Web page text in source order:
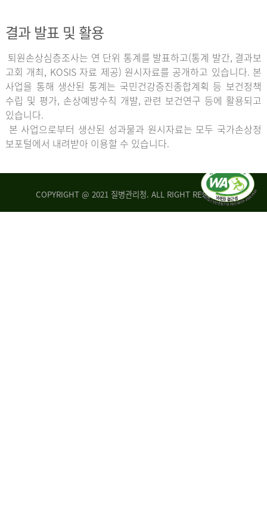
결과 발표 및 활용
퇴원손상심층조사는 연 단위 통계를 발표하고(통계 발간, 결과보
고회 개최, KOSIS 자료 제공) 원시자료를 공개하고 있습니다. 본
사업을 통해 생산된 통계는 국민건강증진종합계획 등 보건정책
수립 및 평가, 손상예방수칙 개발, 관련 보건연구 등에 활용되고
있습니다.
본 사업으로부터 생산된 성과물과 원시자료는 모두 국가손상정
보포털에서 내려받아 이용할 수 있습니다.
COPYRIGHT @ 2021 질병관리청. ALL RIGHT RESERVED